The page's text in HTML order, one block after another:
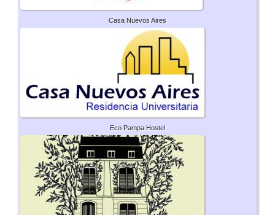
Casa Nuevos Aires
Eco Pampa Hostel